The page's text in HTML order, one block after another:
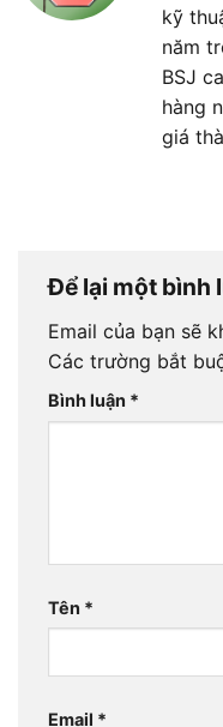
kỹ
năm
BSJ
hàng
giá
Để lại một bình
Email của bạn sẽ
Các trường bắt
Bình luận *
Tên *
Email *